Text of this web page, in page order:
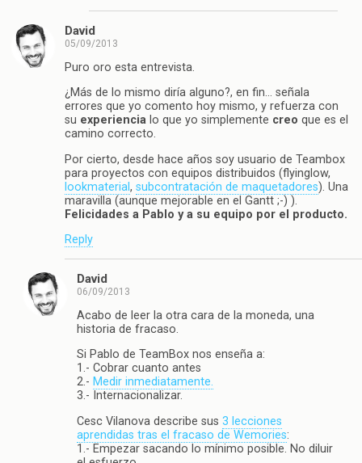
David
05/09/2013
Puro oro esta entrevista.
¿Más de lo mismo diría alguno?, en fin… señala
errores que yo comento hoy mismo, y refuerza con
su experiencia lo que yo simplemente creo que es el
camino correcto.
Por cierto, desde hace años soy usuario de Teambox
para proyectos con equipos distribuidos (flyinglow,
lookmaterial, subcontratación de maquetadores). Una
maravilla (aunque mejorable en el Gantt ;-) ).
Felicidades a Pablo y a su equipo por el producto.
Reply
David
06/09/2013
Acabo de leer la otra cara de la moneda, una
historia de fracaso.
Si Pablo de TeamBox nos enseña a:
1.- Cobrar cuanto antes
2.- Medir inmediatamente.
3.- Internacionalizar.
Cesc Vilanova describe sus 3 lecciones
aprendidas tras el fracaso de Wemories:
1.- Empezar sacando lo mínimo posible. No diluir